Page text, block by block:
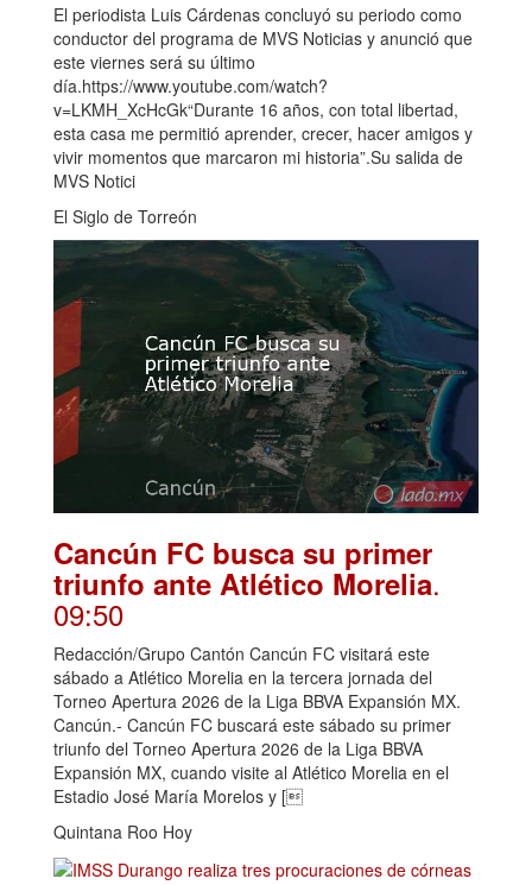
El periodista Luis Cárdenas concluyó su periodo como
conductor del programa de MVS Noticias y anunció que
este viernes será su último
día.https://www.youtube.com/watch?
v=LKMH_XcHcGk“Durante 16 años, con total libertad,
esta casa me permitió aprender, crecer, hacer amigos y
vivir momentos que marcaron mi historia”.Su salida de
MVS Notici
El Siglo de Torreón
Cancún FC busca su primer
triunfo ante Atlético Morelia.
09:50
Redacción/Grupo Cantón Cancún FC visitará este
sábado a Atlético Morelia en la tercera jornada del
Torneo Apertura 2026 de la Liga BBVA Expansión MX.
Cancún.- Cancún FC buscará este sábado su primer
triunfo del Torneo Apertura 2026 de la Liga BBVA
Expansión MX, cuando visite al Atlético Morelia en el
Estadio José María Morelos y [
Quintana Roo Hoy